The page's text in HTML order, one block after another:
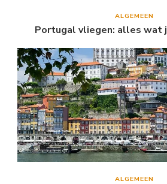
ALGEMEEN
Portugal vliegen: alles wat
ALGEMEEN